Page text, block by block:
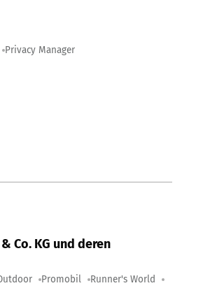
Privacy Manager
Co. KG und deren
Promobil Runner's World